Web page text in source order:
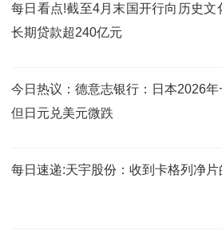
每日看点!截至4月末国开行向历史文
长期贷款超240亿元
今日热议：德意志银行：日本2026
但日元兑美元微跌
每日速递:天宇股份：收到卡格列净片